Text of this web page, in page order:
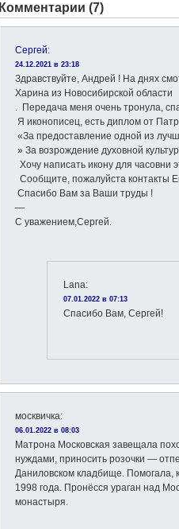
Комментарии (7)
Сергей:
24.12.2021 в 23:18
Здравствуйте, Андрей ! На днях
Харина из Новосибирской области
. Передача меня очень тронула,
Я иконописец, есть диплом от
«За предоставление одной из
» За возрождение духовной
Хочу написать икону для часовни
Сообщите, пожалуйста контакты
Спасибо Вам за Ваши труды !
—
C уважением,Сергей.
Lana:
07.01.2022 в 07:13
Спасибо Вам, Сергей!
москвичка:
06.01.2022 в 08:03
Матрона Московская завещала
нуждами, приносить розочки —
Даниловском кладбище. Помогала,
1998 года. Пронёсся ураган над
монастыря.